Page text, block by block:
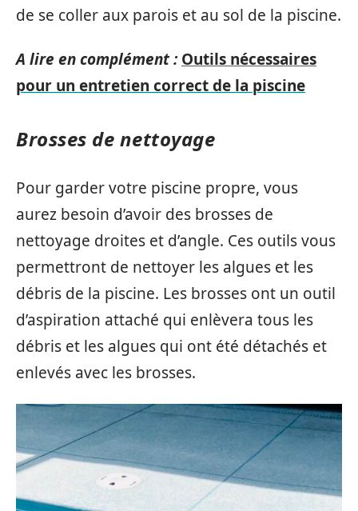
de se coller aux parois et au sol de la piscine.
A lire en complément : Outils nécessaires
pour un entretien correct de la piscine
Brosses de nettoyage
Pour garder votre piscine propre, vous
aurez besoin d’avoir des brosses de
nettoyage droites et d’angle. Ces outils vous
permettront de nettoyer les algues et les
débris de la piscine. Les brosses ont un outil
d’aspiration attaché qui enlèvera tous les
débris et les algues qui ont été détachés et
enlevés avec les brosses.